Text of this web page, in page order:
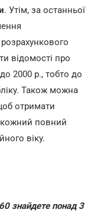
. Утім, за останньої
відомості про
2000 р., тобто до
Також можна
отримати
кожний повний
віку.
знайдете понад 3